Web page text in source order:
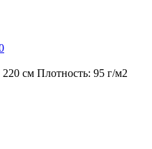
220 см Плотность: 95 г/м2